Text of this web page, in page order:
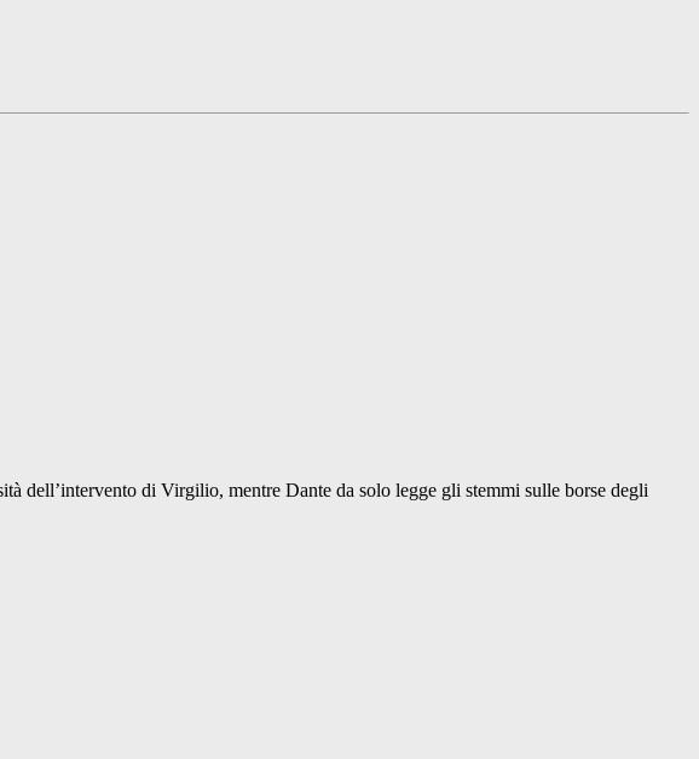
dell’intervento di Virgilio, mentre Dante da solo legge gli stemmi sulle borse degli